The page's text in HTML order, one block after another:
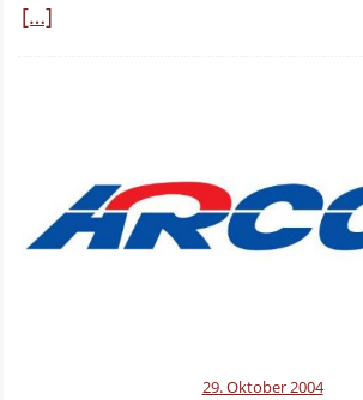
[…]
29. Oktober 2004